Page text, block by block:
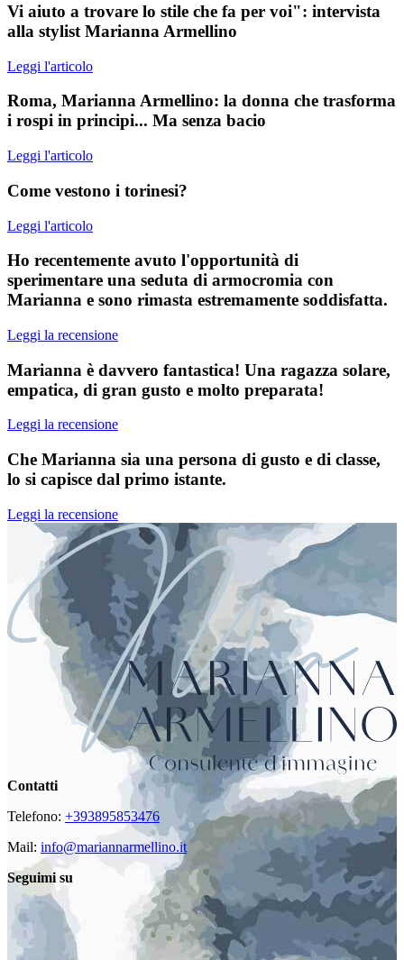
Vi aiuto a trovare lo stile che fa per voi": intervista
alla stylist Marianna Armellino
Leggi l'articolo
Roma, Marianna Armellino: la donna che trasforma
i rospi in principi... Ma senza bacio
Leggi l'articolo
Come vestono i torinesi?
Leggi l'articolo
Ho recentemente avuto l'opportunità di
sperimentare una seduta di armocromia con
Marianna e sono rimasta estremamente soddisfatta.
Leggi la recensione
Marianna è davvero fantastica! Una ragazza solare,
empatica, di gran gusto e molto preparata!
Leggi la recensione
Che Marianna sia una persona di gusto e di classe,
lo si capisce dal primo istante.
Leggi la recensione
Contatti
Telefono: +393895853476
Mail: info@mariannarmellino.it
Seguimi su